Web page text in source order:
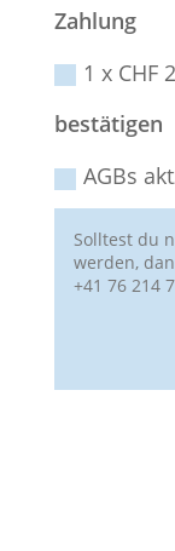
Zahlung
1 x CHF
bestätigen
AGBs